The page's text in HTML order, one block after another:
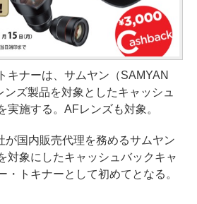
キナーは、サムヤン（SAMYAN
ズ製品を対象としたキャッシュ
実施する。AFレンズも対象。
が国内販売代理を務めるサムヤン
対象にしたキャッシュバックキャ
・トキナーとして初めてとなる。